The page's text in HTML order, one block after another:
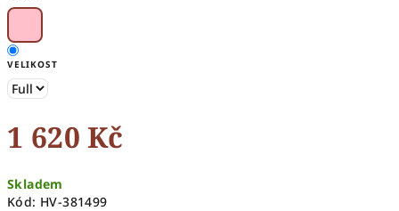
VELIKOST
1 620 Kč
cena:
Skladem
Kód: HV-381499